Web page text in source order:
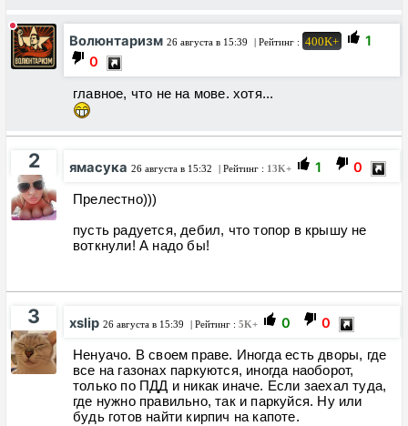
Волюнтаризм 26 августа в 15:39 | Рейтинг : 400K+
1
0
главное, что не на мове. хотя...
2 ямасука 26 августа в 15:32 | Рейтинг : 13K+ 1 0
Прелестно)))
пусть радуется, дебил, что топор в крышу не
воткнули! А надо бы!
3 xslip 26 августа в 15:39 | Рейтинг : 5K+ 0 0
Ненуачо. В своем праве. Иногда есть дворы, где
все на газонах паркуются, иногда наоборот,
только по ПДД и никак иначе. Если заехал туда,
где нужно правильно, так и паркуйся. Ну или
будь готов найти кирпич на капоте.